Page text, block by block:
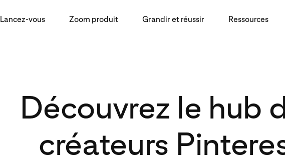
Lancez-vous Zoom produit Grandir et réussir Ressources
Découvrez le hub
créateurs